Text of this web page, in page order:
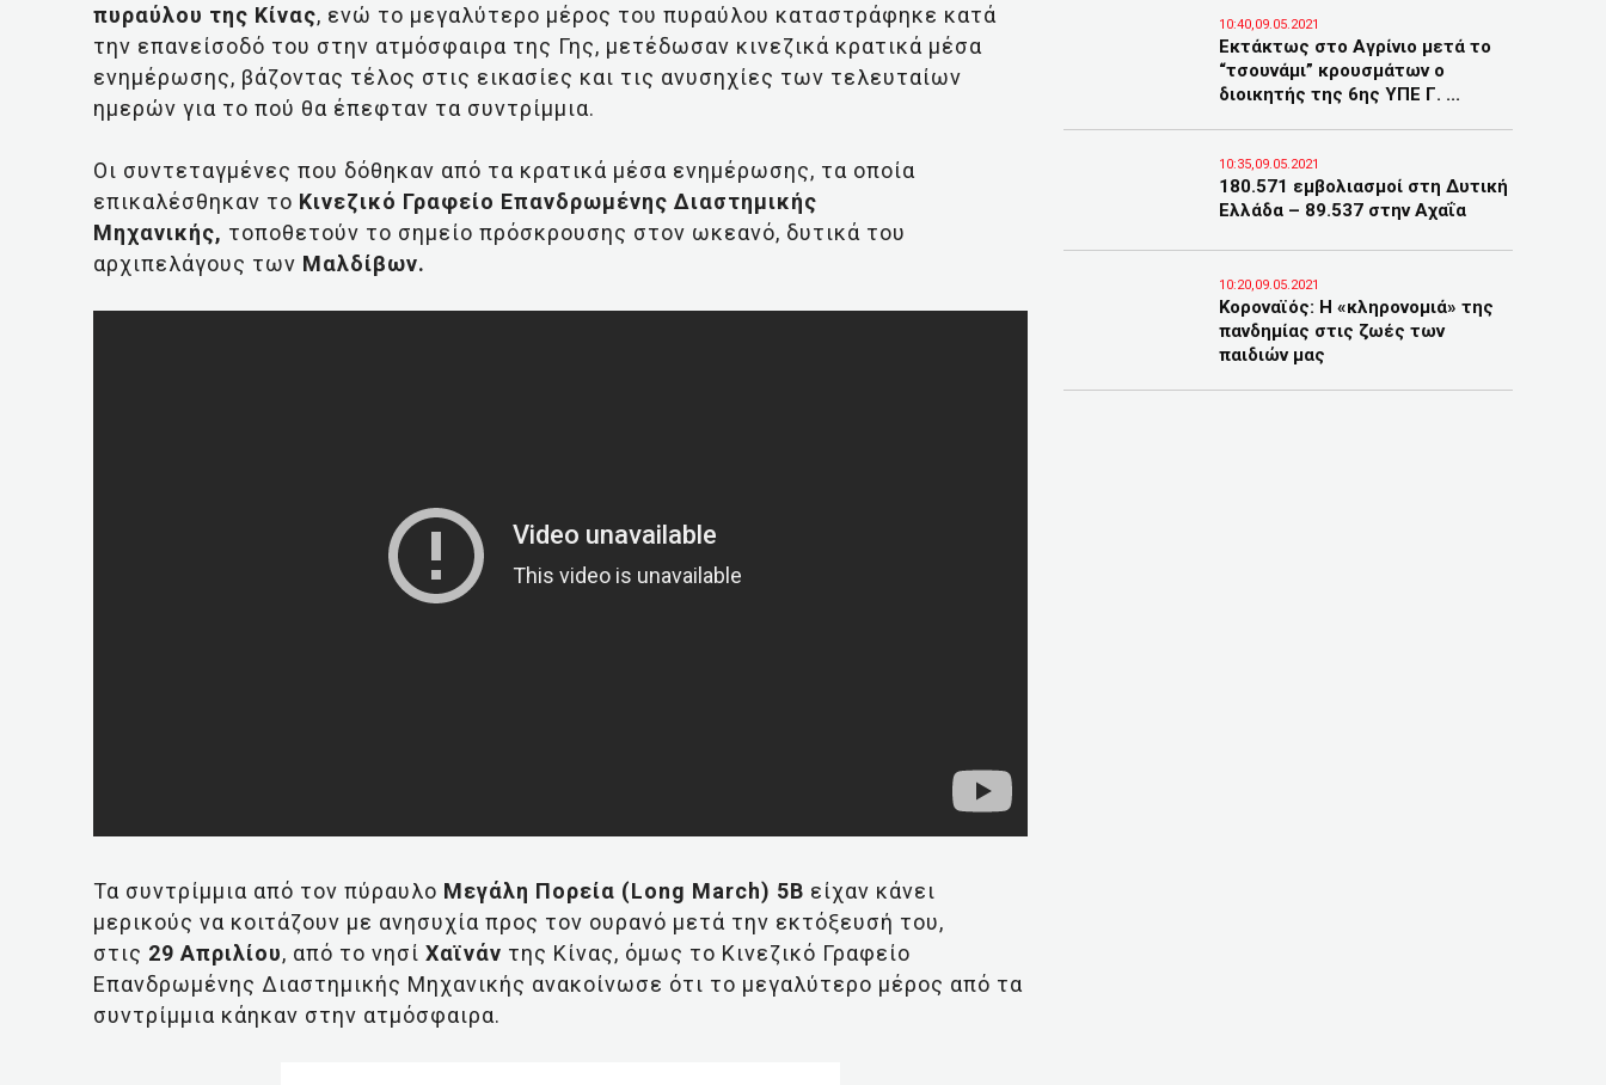
πυραύλου της Κίνας, ενώ το μεγαλύτερο μέρος του πυραύλου καταστράφηκε κατά
την επανείσοδό του στην ατμόσφαιρα της Γης, μετέδωσαν κινεζικά κρατικά μέσα
ενημέρωσης, βάζοντας τέλος στις εικασίες και τις ανυσηχίες των τελευταίων
ημερών για το πού θα έπεφταν τα συντρίμμια.
Οι συντεταγμένες που δόθηκαν από τα κρατικά μέσα ενημέρωσης, τα οποία
επικαλέσθηκαν το Κινεζικό Γραφείο Επανδρωμένης Διαστημικής
Μηχανικής, τοποθετούν το σημείο πρόσκρουσης στον ωκεανό, δυτικά του
αρχιπελάγους των Μαλδίβων.
Τα συντρίμμια από τον πύραυλο Μεγάλη Πορεία (Long March) 5Β είχαν κάνει
μερικούς να κοιτάζουν με ανησυχία προς τον ουρανό μετά την εκτόξευσή του,
στις 29 Απριλίου, από το νησί Χαϊνάν της Κίνας, όμως το Κινεζικό Γραφείο
Επανδρωμένης Διαστημικής Μηχανικής ανακοίνωσε ότι το μεγαλύτερο μέρος από τα
συντρίμμια κάηκαν στην ατμόσφαιρα.
10:40,09.05.2021
Εκτάκτως στο Αγρίνιο μετά το
“τσουνάμι” κρουσμάτων ο
διοικητής της 6ης ΥΠΕ Γ. ...
10:35,09.05.2021
180.571 εμβολιασμοί στη Δυτική
Ελλάδα – 89.537 στην Αχαΐα
10:20,09.05.2021
Κοροναϊός: Η «κληρονομιά» της
πανδημίας στις ζωές των
παιδιών μας